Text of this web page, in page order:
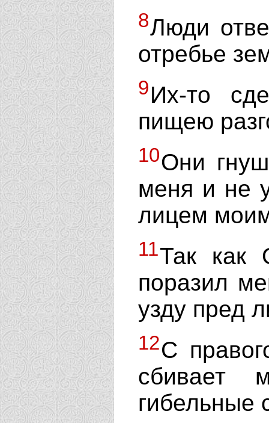
8Люди
отребье
9Их-то
пищею
10Они
меня и не
лицем
11Так как
поразил
узду пред
12С
сбивает
гибельные